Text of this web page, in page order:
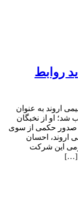
روابط
اروند به عنوان
او از نخبگان
صدور حکمی از سوی
اروند، احسان
این شرکت
[…]